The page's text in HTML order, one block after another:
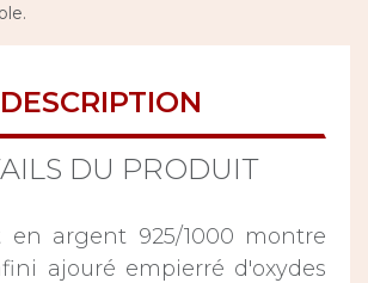
DESCRIPTION
DU PRODUIT
en argent 925/1000 montre
ajouré empierré d'oxydes